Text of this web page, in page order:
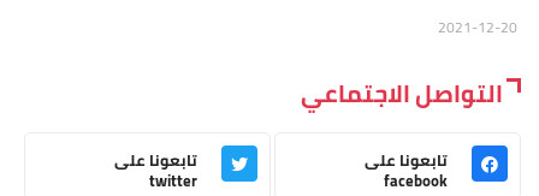
التواصل الاجتماعي
تابعونا على
facebook
تابعونا على
twitter